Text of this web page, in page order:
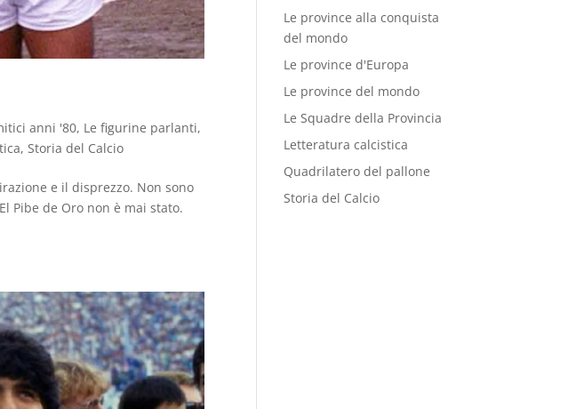
anni '80, Le figurine parlanti,
, Storia del Calcio
e il disprezzo. Non sono
Pibe de Oro non è mai stato.
Le province alla conquista
del mondo
Le province d'Europa
Le province del mondo
Le Squadre della Provincia
Letteratura calcistica
Quadrilatero del pallone
Storia del Calcio